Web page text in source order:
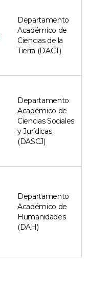
Departamento
Académico de
Ciencias de la
Tierra (DACT)
Departamento
Académico de
Ciencias Sociales
y Jurídicas
(DASCJ)
Departamento
Académico de
Humanidades
(DAH)